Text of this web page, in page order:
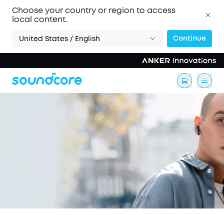
Choose your country or region to access
local content.
United States / English Continue